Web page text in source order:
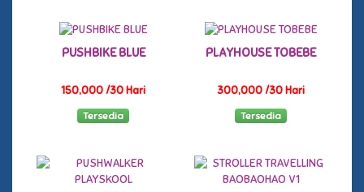
PUSHBIKE BLUE
150,000 /30 Hari
Tersedia
PLAYHOUSE TOBEBE
300,000 /30 Hari
Tersedia